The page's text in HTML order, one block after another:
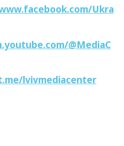
Ukra
@MediaC
lvivmediacenter